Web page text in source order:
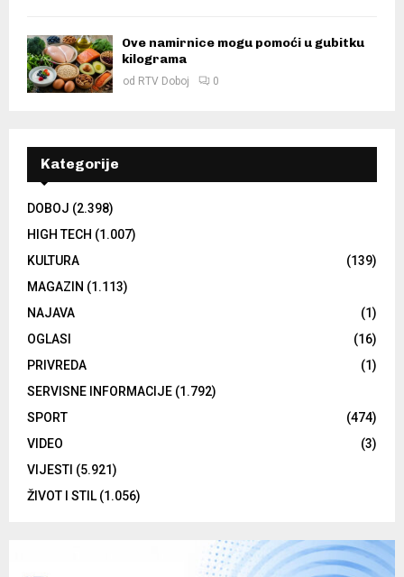
Ove namirnice mogu pomoći u gubitku
kilograma
od RTV Doboj 0
Kategorije
DOBOJ (2.398)
HIGH TECH (1.007)
KULTURA
(139)
MAGAZIN (1.113)
NAJAVA
(1)
OGLASI
(16)
PRIVREDA
(1)
SERVISNE INFORMACIJE (1.792)
SPORT
(474)
VIDEO
(3)
VIJESTI (5.921)
ŽIVOT I STIL (1.056)